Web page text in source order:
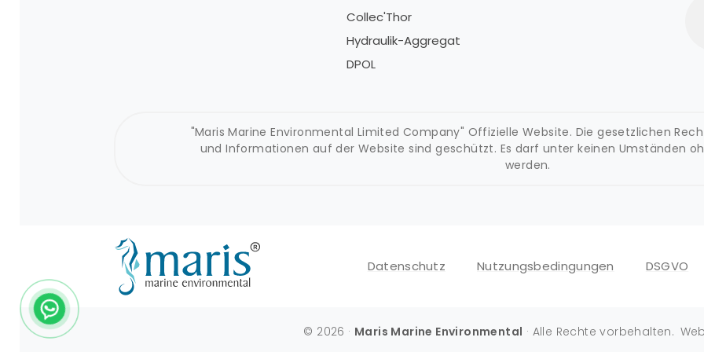
Collec'Thor
Hydraulik-Aggregat
DPOL
"Maris Marine Environmental Limited Company" Offizielle Website. Die gesetzlichen
und Informationen auf der Website sind geschützt. Es darf unter keinen Umständen
werden.
Datenschutz Nutzungsbedingungen DSGVO
© 2026 · Maris Marine Environmental · Alle Rechte vorbehalten.